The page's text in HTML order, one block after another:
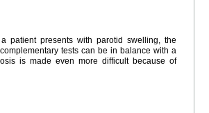
patient presents with parotid swelling, the
tests can be in balance with a
is made even more difficult because of